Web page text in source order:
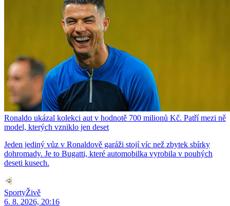
Ronaldo ukázal kolekci aut v hodnotě 700 milionů Kč. Patří mezi ně
model, kterých vzniklo jen deset
Jeden jediný vůz v Ronaldově garáži stojí víc než zbytek sbírky
dohromady. Je to Bugatti, které automobilka vyrobila v pouhých
deseti kusech.
SportyŽivě
6. 8. 2026, 20:16